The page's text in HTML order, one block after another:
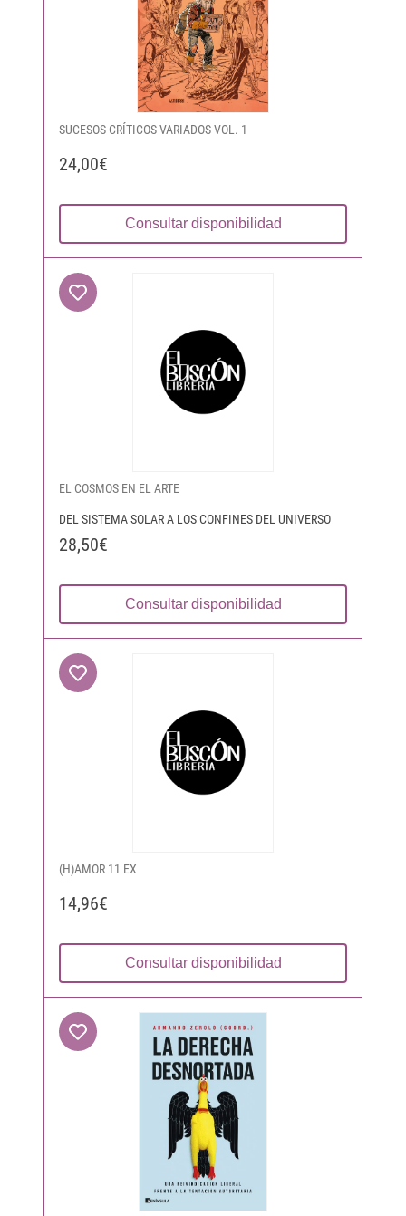
SUCESOS CRÍTICOS VARIADOS VOL. 1
24,00€
Consultar disponibilidad
EL COSMOS EN EL ARTE
DEL SISTEMA SOLAR A LOS CONFINES DEL UNIVERSO
28,50€
Consultar disponibilidad
(H)AMOR 11 EX
14,96€
Consultar disponibilidad